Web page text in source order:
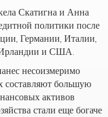
Скатигна и Анна
политики после
Германии, Италии,
Ирландии и США.
несоизмеримо
составляют большую
активов
стали еще богаче